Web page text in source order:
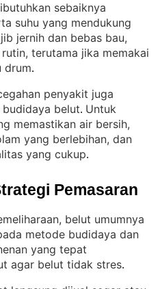
sebaiknya
suhu yang mendukung
jernih dan bebas bau,
terutama jika memakai
drum.
penyakit juga
belut. Untuk
memastikan air bersih,
yang berlebihan, dan
yang cukup.
Pemasaran
belut umumnya
metode budidaya dan
yang tepat
agar belut tidak stres.